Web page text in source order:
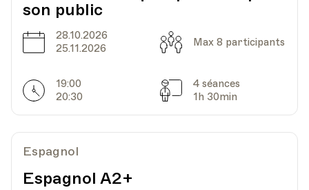
son public
Date
28.10.2026
25.11.2026
Capacité
Max 8 participants
Horarires
19:00
20:30
Séances
4 séances
1h 30min
Espagnol
Espagnol A2+